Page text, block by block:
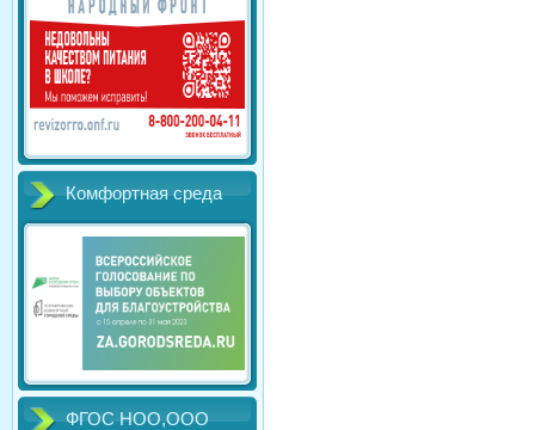
Комфортная среда
ФГОС НОО,ООО